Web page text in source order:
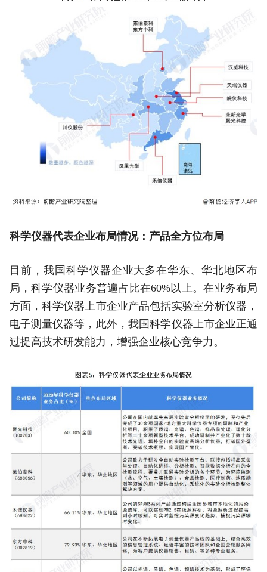
科学仪器代表企业布局情况：产品全方位布局
目前，我国科学仪器企业大多在华东、华北地区布
局，科学仪器业务普遍占比在60%以上。在业务布局
方面，科学仪器上市企业产品包括实验室分析仪器，
电子测量仪器等，此外，我国科学仪器上市企业正通
过提高技术研发能力，增强企业核心竞争力。